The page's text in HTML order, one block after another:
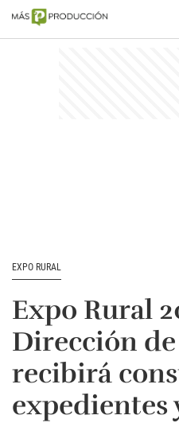
EXPO RURAL
Expo Rural
Dirección
recibirá
expedientes